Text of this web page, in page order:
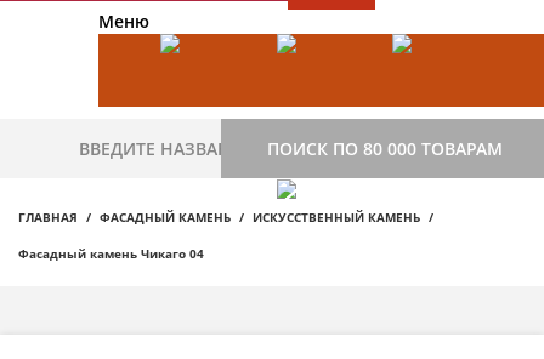
Меню
ПОИСК ПО 80 000 ТОВАРАМ
ГЛАВНАЯ ФАСАДНЫЙ КАМЕНЬ ИСКУССТВЕННЫЙ КАМЕНЬ
Фасадный камень Чикаго 04